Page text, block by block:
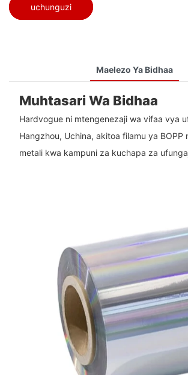
uchunguzi
Maelezo Ya Bidhaa
Muhtasari Wa Bidhaa
Hardvogue ni mtengenezaji wa vifaa vya
Hangzhou, Uchina, akitoa filamu ya BOPP
metali kwa kampuni za kuchapa za